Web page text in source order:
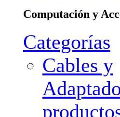
Computación y
Categorías
Cables y